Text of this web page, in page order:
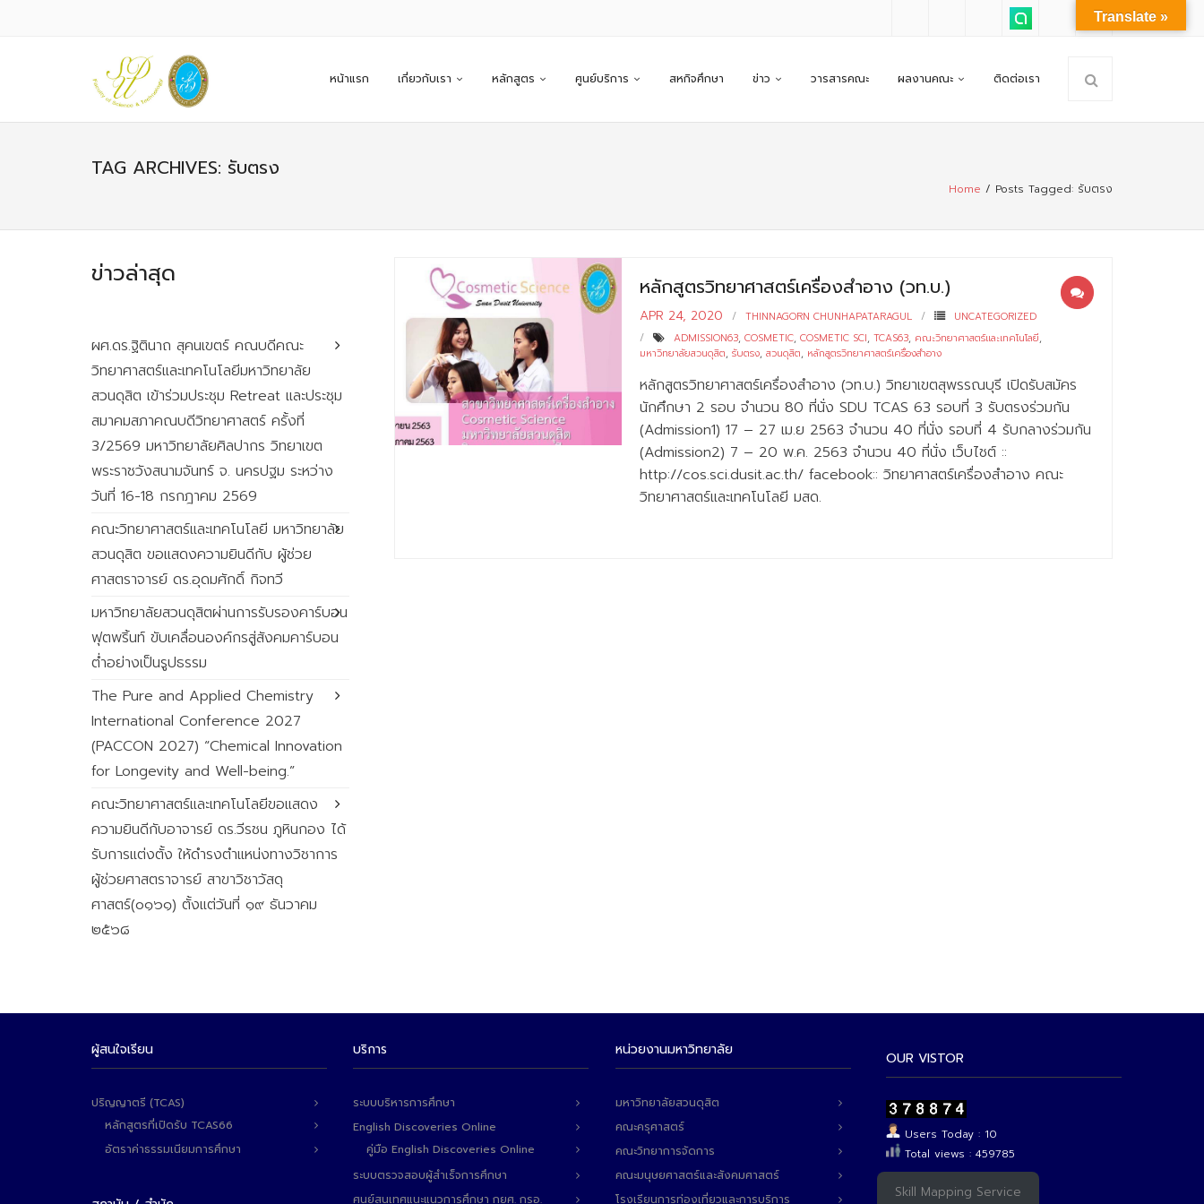
หน้าแรก เกี่ยวกับเรา หลักสูตร ศูนย์บริการ สหกิจศึกษา ข่าว วารสารคณะ ผลงานคณะ ติดต่อเรา
TAG ARCHIVES: รับตรง
Home / Posts Tagged: รับตรง
หลักสูตรวิทยาศาสตร์เครื่องสำอาง (วท.บ.)
APR 24, 2020 THINNAGORN CHUNHAPATARAGUL
UNCATEGORIZED
ADMISSION63,COSMETIC,COSMETIC SCI,TCAS63, คณะวิทยาศาสตร์และเทคโนโลยี,
มหาวิทยาลัยสวนดุสิต,รับตรง,สวนดุสิต, หลักสูตรวิทยาศาสตร์เครื่องสำอาง
หลักสูตรวิทยาศาสตร์เครื่องสำอาง (วท.บ.) วิทยาเขตสุพรรณบุรี เปิดรับสมัคร
นักศึกษา 2 รอบ จำนวน 80 ที่นั่ง SDU TCAS 63 รอบที่ 3 รับตรงร่วมกัน
(Admission1) 17 – 27 เม.ย 2563 จำนวน 40 ที่นั่ง รอบที่ 4 รับกลางร่วมกัน
(Admission2) 7 – 20 พ.ค. 2563 จำนวน 40 ที่นั่ง เว็บไชต์ ::
http://cos.sci.dusit.ac.th/ facebook:: วิทยาศาสตร์เครื่องสำอาง คณะ
วิทยาศาสตร์และเทคโนโลยี มสด.
ข่าวล่าสุด
ผศ.ดร.ฐิตินาถ สุคนเขตร์ คณบดีคณะ
วิทยาศาสตร์และเทคโนโลยีมหาวิทยาลัย
สวนดุสิต เข้าร่วมประชุม Retreat และประชุม
สมาคมสภาคณบดีวิทยาศาสตร์ ครั้งที่
3/2569 มหาวิทยาลัยศิลปากร วิทยาเขต
พระราชวังสนามจันทร์ จ. นครปฐม ระหว่าง
วันที่ 16-18 กรกฎาคม 2569
คณะวิทยาศาสตร์และเทคโนโลยี มหาวิทยาลัย
สวนดุสิต ขอแสดงความยินดีกับ ผู้ช่วย
ศาสตราจารย์ ดร.อุดมศักดิ์ กิจทวี
มหาวิทยาลัยสวนดุสิตผ่านการรับรองคาร์บอน
ฟุตพริ้นท์ ขับเคลื่อนองค์กรสู่สังคมคาร์บอน
ต่ำอย่างเป็นรูปธรรม
The Pure and Applied Chemistry
International Conference 2027
(PACCON 2027) “Chemical Innovation
for Longevity and Well-being.”
คณะวิทยาศาสตร์และเทคโนโลยีขอแสดง
ความยินดีกับอาจารย์ ดร.วีรชน ภูหินกอง ได้
รับการแต่งตั้ง ให้ดำรงตำแหน่งทางวิชาการ
ผู้ช่วยศาสตราจารย์ สาขาวิชาวัสดุ
ศาสตร์(๐๑๖๑) ตั้งแต่วันที่ ๑๙ ธันวาคม
๒๕๖๘
ผู้สนใจเรียน
ปริญญาตรี (TCAS)
หลักสูตรที่เปิดรับ TCAS66
อัตราค่าธรรมเนียมการศึกษา
บริการ
ระบบบริหารการศึกษา
English Discoveries Online
คู่มือ English Discoveries Online
ระบบตรวจสอบผู้สำเร็จการศึกษา
ศูนย์สนเทศแนะแนวการศึกษา กยศ. กรอ.
หน่วยงานมหาวิทยาลัย
มหาวิทยาลัยสวนดุสิต
คณะครุศาสตร์
คณะวิทยาการจัดการ
คณะมนุษยศาสตร์และสังคมศาสตร์
โรงเรียนการท่องเที่ยวและการบริการ
OUR VISTOR
Users Today : 10
Total views : 459785
Skill Mapping Service
Translate »